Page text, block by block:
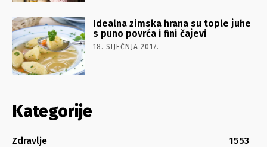
Idealna zimska hrana su tople juhe
s puno povrća i fini čajevi
18. SIJEČNJA 2017.
Kategorije
Zdravlje
1553